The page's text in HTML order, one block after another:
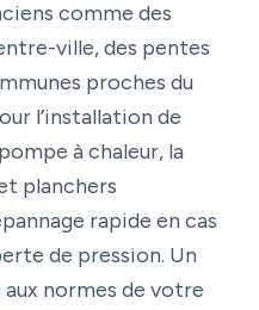
comme des
ville, des pentes
proches du
l’installation de
à chaleur, la
planchers
rapide en cas
de pression. Un
normes de votre